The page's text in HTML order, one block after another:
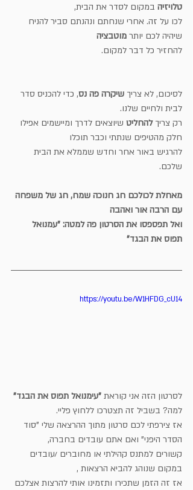
טלויזיה במקום לסדר את הבית,
לכו על זה. אחרי שנחתם ונהנתם סביר להניח
שיהיה לכם יותר מוטבציה
להחזיר כל דבר למקום.
לסיכום, לא צריך שיקרה פה נס, כדי להכניס סדר
לבית ולחיים שלנו.
רק צריך להחליט שיוצאים לדרך ומיישמים אפילו
חלק מהטיפים שנתתי וכבר תוכלו
להרגיש באור אחר וחדש שממלא את הבית
שלכם.
מאחלת לכולכם חג חנוכה שמח, חג של משפחה
עם הרבה אור ואהבה
ואל תפספסו את הסרטון פה למטה: "עמנואל
תפוס את הבגד"
https://youtu.be/W1HFDG_cU14
לסרטון הזה אני קוראת "עימנואל תפוס את הבגד"
למה? בשביל זה תצטרכו ללחוץ פליי.
אז צירפתי לכם סרטון מתוך ההרצאה שלי "סוד
הסדר היפני" ואם אתם עובדים בחברה,
קשורים למתנס קהילתי או מחוברים /עובדים
במקום שנוהג להביא הרצאות ,
אז זה הזמן שתכירו ותזמינו אותי להרצות אצלכם